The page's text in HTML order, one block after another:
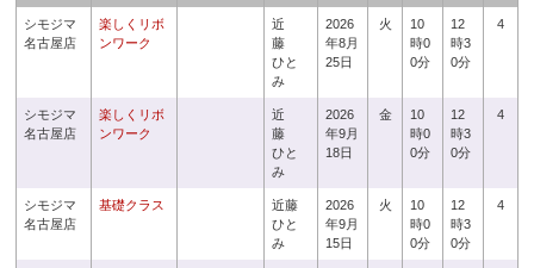
シモジマ
名古屋店
楽しくリボ
ンワーク
近
藤
ひと
み
2026
年8月
25日
火
10
時0
0分
12
時3
0分
4
シモジマ
名古屋店
楽しくリボ
ンワーク
近
藤
ひと
み
2026
年9月
18日
金
10
時0
0分
12
時3
0分
4
シモジマ
名古屋店
基礎クラス
近藤
ひと
み
2026
年9月
15日
火
10
時0
0分
12
時3
0分
4